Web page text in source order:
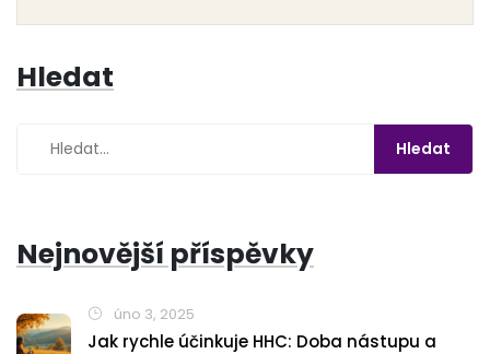
Hledat
Nejnovější příspěvky
úno 3, 2025
Jak rychle účinkuje HHC: Doba nástupu a